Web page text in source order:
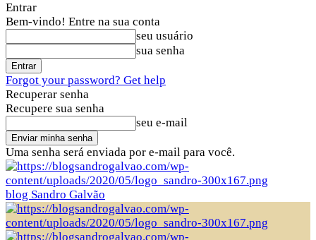
Entrar
Bem-vindo! Entre na sua conta
seu usuário
sua senha
Forgot your password? Get help
Recuperar senha
Recupere sua senha
seu e-mail
Uma senha será enviada por e-mail para você.
blog Sandro Galvão